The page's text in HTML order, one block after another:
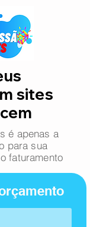
sites
é apenas a
para sua
faturamento